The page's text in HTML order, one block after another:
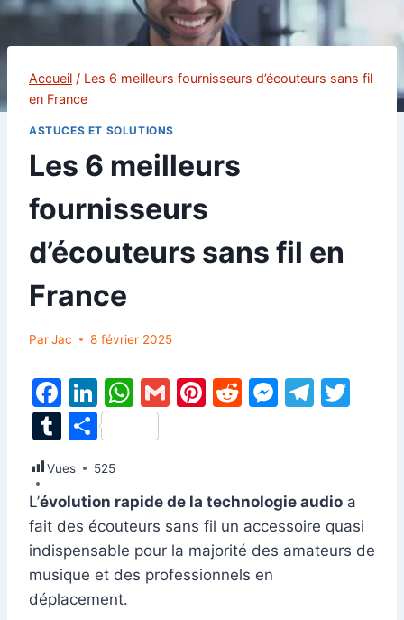
Accueil / Les 6 meilleurs fournisseurs d’écouteurs sans fil
en France
ASTUCES ET SOLUTIONS
Les 6 meilleurs
fournisseurs
d’écouteurs sans fil en
France
ParJac 8 février 2025
F
a
c
e
b
o
o
k
Li
n
k
e
dI
n
W
h
at
A
p
p
G
Pi
st
R
t
M
e
n
g
T
a
m
T
m
bl
r
P
ar
ta
g
er
Vues 525
L’évolution rapide de la technologie audio a
fait des écouteurs sans fil un accessoire quasi
indispensable pour la majorité des amateurs de
musique et des professionnels en
déplacement.